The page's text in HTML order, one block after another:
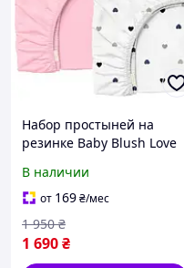
Набор простыней на
резинке Baby Blush Love
см 80х160 см 2 шт
В наличии
от 169₴/мес
1 690₴
1 950 ₴